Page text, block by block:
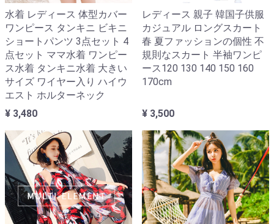
水着 レディース 体型カバー
ワンピース タンキニ ビキニ
ショートパンツ 3点セット 4
点セット ママ水着 ワンピー
ス水着 タンキニ水着 大きい
サイズ ワイヤー入り ハイウ
エスト ホルターネック
¥ 3,480
レディース 親子 韓国子供服
カジュアル ロングスカート
春 夏ファッションの個性 不
規則なスカート 半袖ワンピ
ース120 130 140 150 160
170cm
¥ 3,500